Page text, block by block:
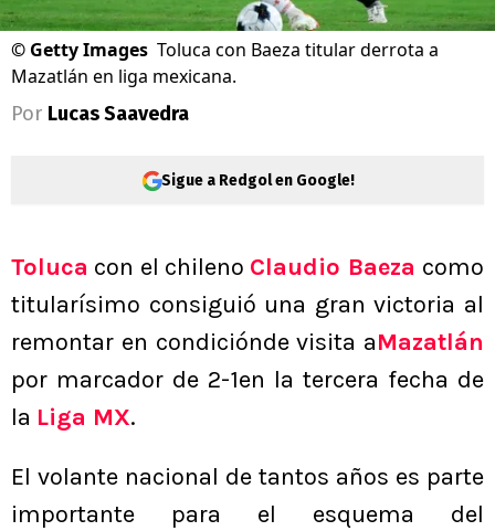
© Getty Images Toluca con Baeza titular derrota a
Mazatlán en liga mexicana.
Por Lucas Saavedra
Sigue a Redgol en Google!
Toluca con el chileno Claudio Baeza como
titularísimo consiguió una gran victoria al
remontar en condiciónde visita aMazatlán
por marcador de 2-1en la tercera fecha de
la Liga MX.
El volante nacional de tantos años es parte
importante para el esquema del